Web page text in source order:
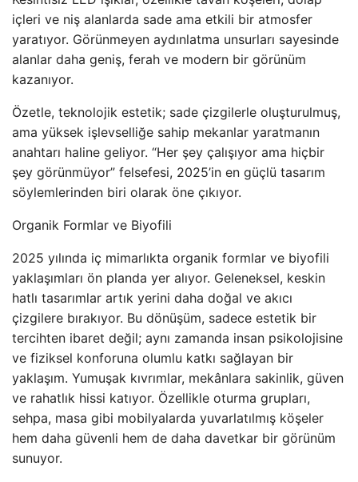
içleri ve niş alanlarda sade ama etkili bir atmosfer
yaratıyor. Görünmeyen aydınlatma unsurları sayesinde
alanlar daha geniş, ferah ve modern bir görünüm
kazanıyor.
Özetle, teknolojik estetik; sade çizgilerle oluşturulmuş,
ama yüksek işlevselliğe sahip mekanlar yaratmanın
anahtarı haline geliyor. “Her şey çalışıyor ama hiçbir
şey görünmüyor” felsefesi, 2025’in en güçlü tasarım
söylemlerinden biri olarak öne çıkıyor.
Organik Formlar ve Biyofili
2025 yılında iç mimarlıkta organik formlar ve biyofili
yaklaşımları ön planda yer alıyor. Geleneksel, keskin
hatlı tasarımlar artık yerini daha doğal ve akıcı
çizgilere bırakıyor. Bu dönüşüm, sadece estetik bir
tercihten ibaret değil; aynı zamanda insan psikolojisine
ve fiziksel konforuna olumlu katkı sağlayan bir
yaklaşım. Yumuşak kıvrımlar, mekânlara sakinlik, güven
ve rahatlık hissi katıyor. Özellikle oturma grupları,
sehpa, masa gibi mobilyalarda yuvarlatılmış köşeler
hem daha güvenli hem de daha davetkar bir görünüm
sunuyor.